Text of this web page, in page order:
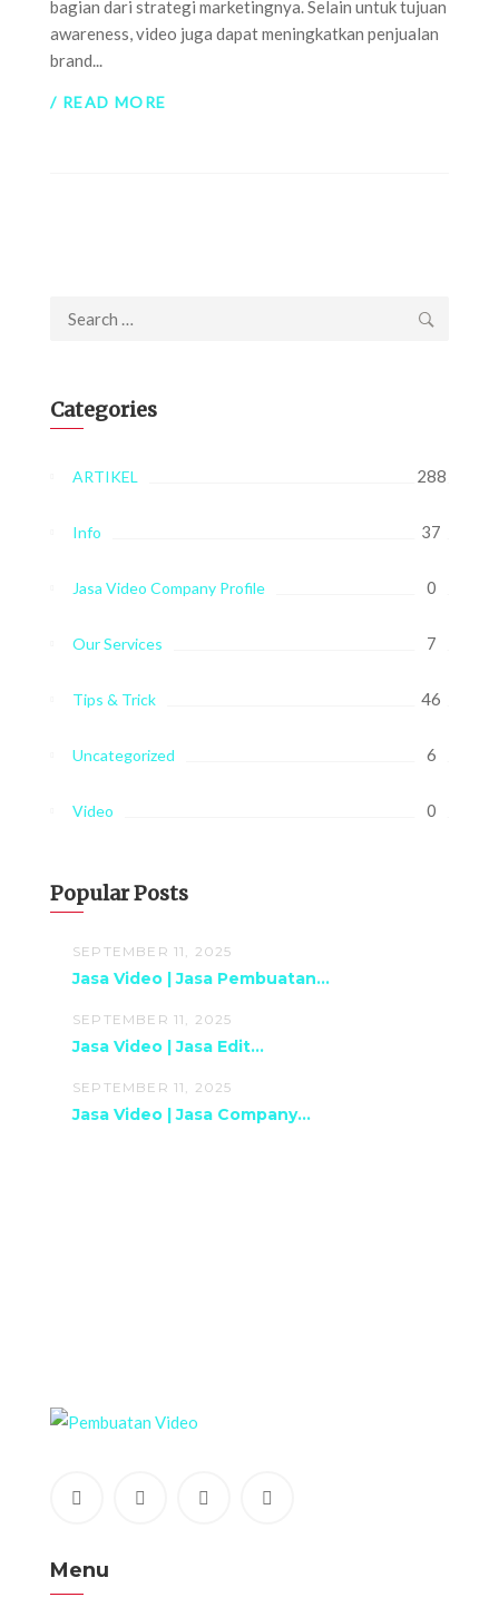
bagian dari strategi marketingnya. Selain untuk tujuan
awareness, video juga dapat meningkatkan penjualan
brand...
/ READ MORE
Search
Categories
ARTIKEL 288
Info 37
Jasa Video Company Profile 0
Our Services 7
Tips & Trick 46
Uncategorized 6
Video 0
Popular Posts
SEPTEMBER 11, 2025
Jasa Video | Jasa Pembuatan...
SEPTEMBER 11, 2025
Jasa Video | Jasa Edit...
SEPTEMBER 11, 2025
Jasa Video | Jasa Company...
Menu